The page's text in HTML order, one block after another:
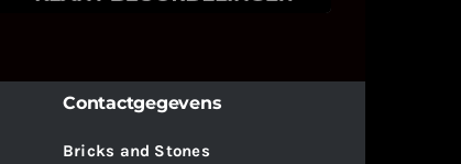
Contactgegevens
Bricks and Stones